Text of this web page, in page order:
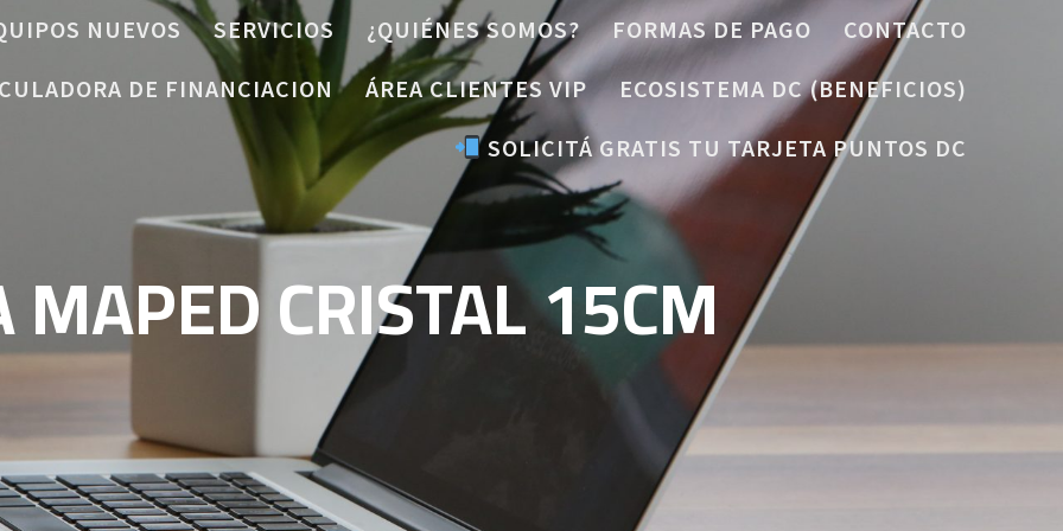
NUEVOS SERVICIOS ¿QUIÉNES SOMOS? FORMAS DE PAGO
CONTACTO
DE FINANCIACION
ÁREA CLIENTES VIP
ECOSISTEMA DC (BENEFICIOS)
SOLICITÁ GRATIS TU TARJETA PUNTOS DC
MAPED CRISTAL 15CM